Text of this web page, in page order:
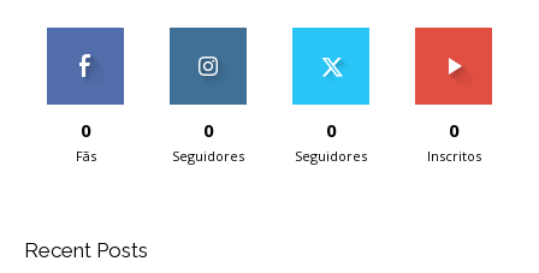
0
Fãs
0
Seguidores
0
Seguidores
0
Inscritos
Recent Posts